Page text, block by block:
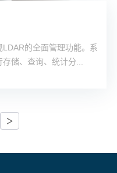
的全面管理功能。系
储、查询、统计分...
>